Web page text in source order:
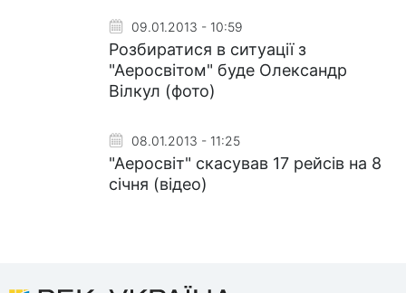
09.01.2013 - 10:59
Розбиратися в ситуації з
"Аеросвітом" буде Олександр
Вілкул (фото)
08.01.2013 - 11:25
"Аеросвіт" скасував 17 рейсів на 8
січня (відео)